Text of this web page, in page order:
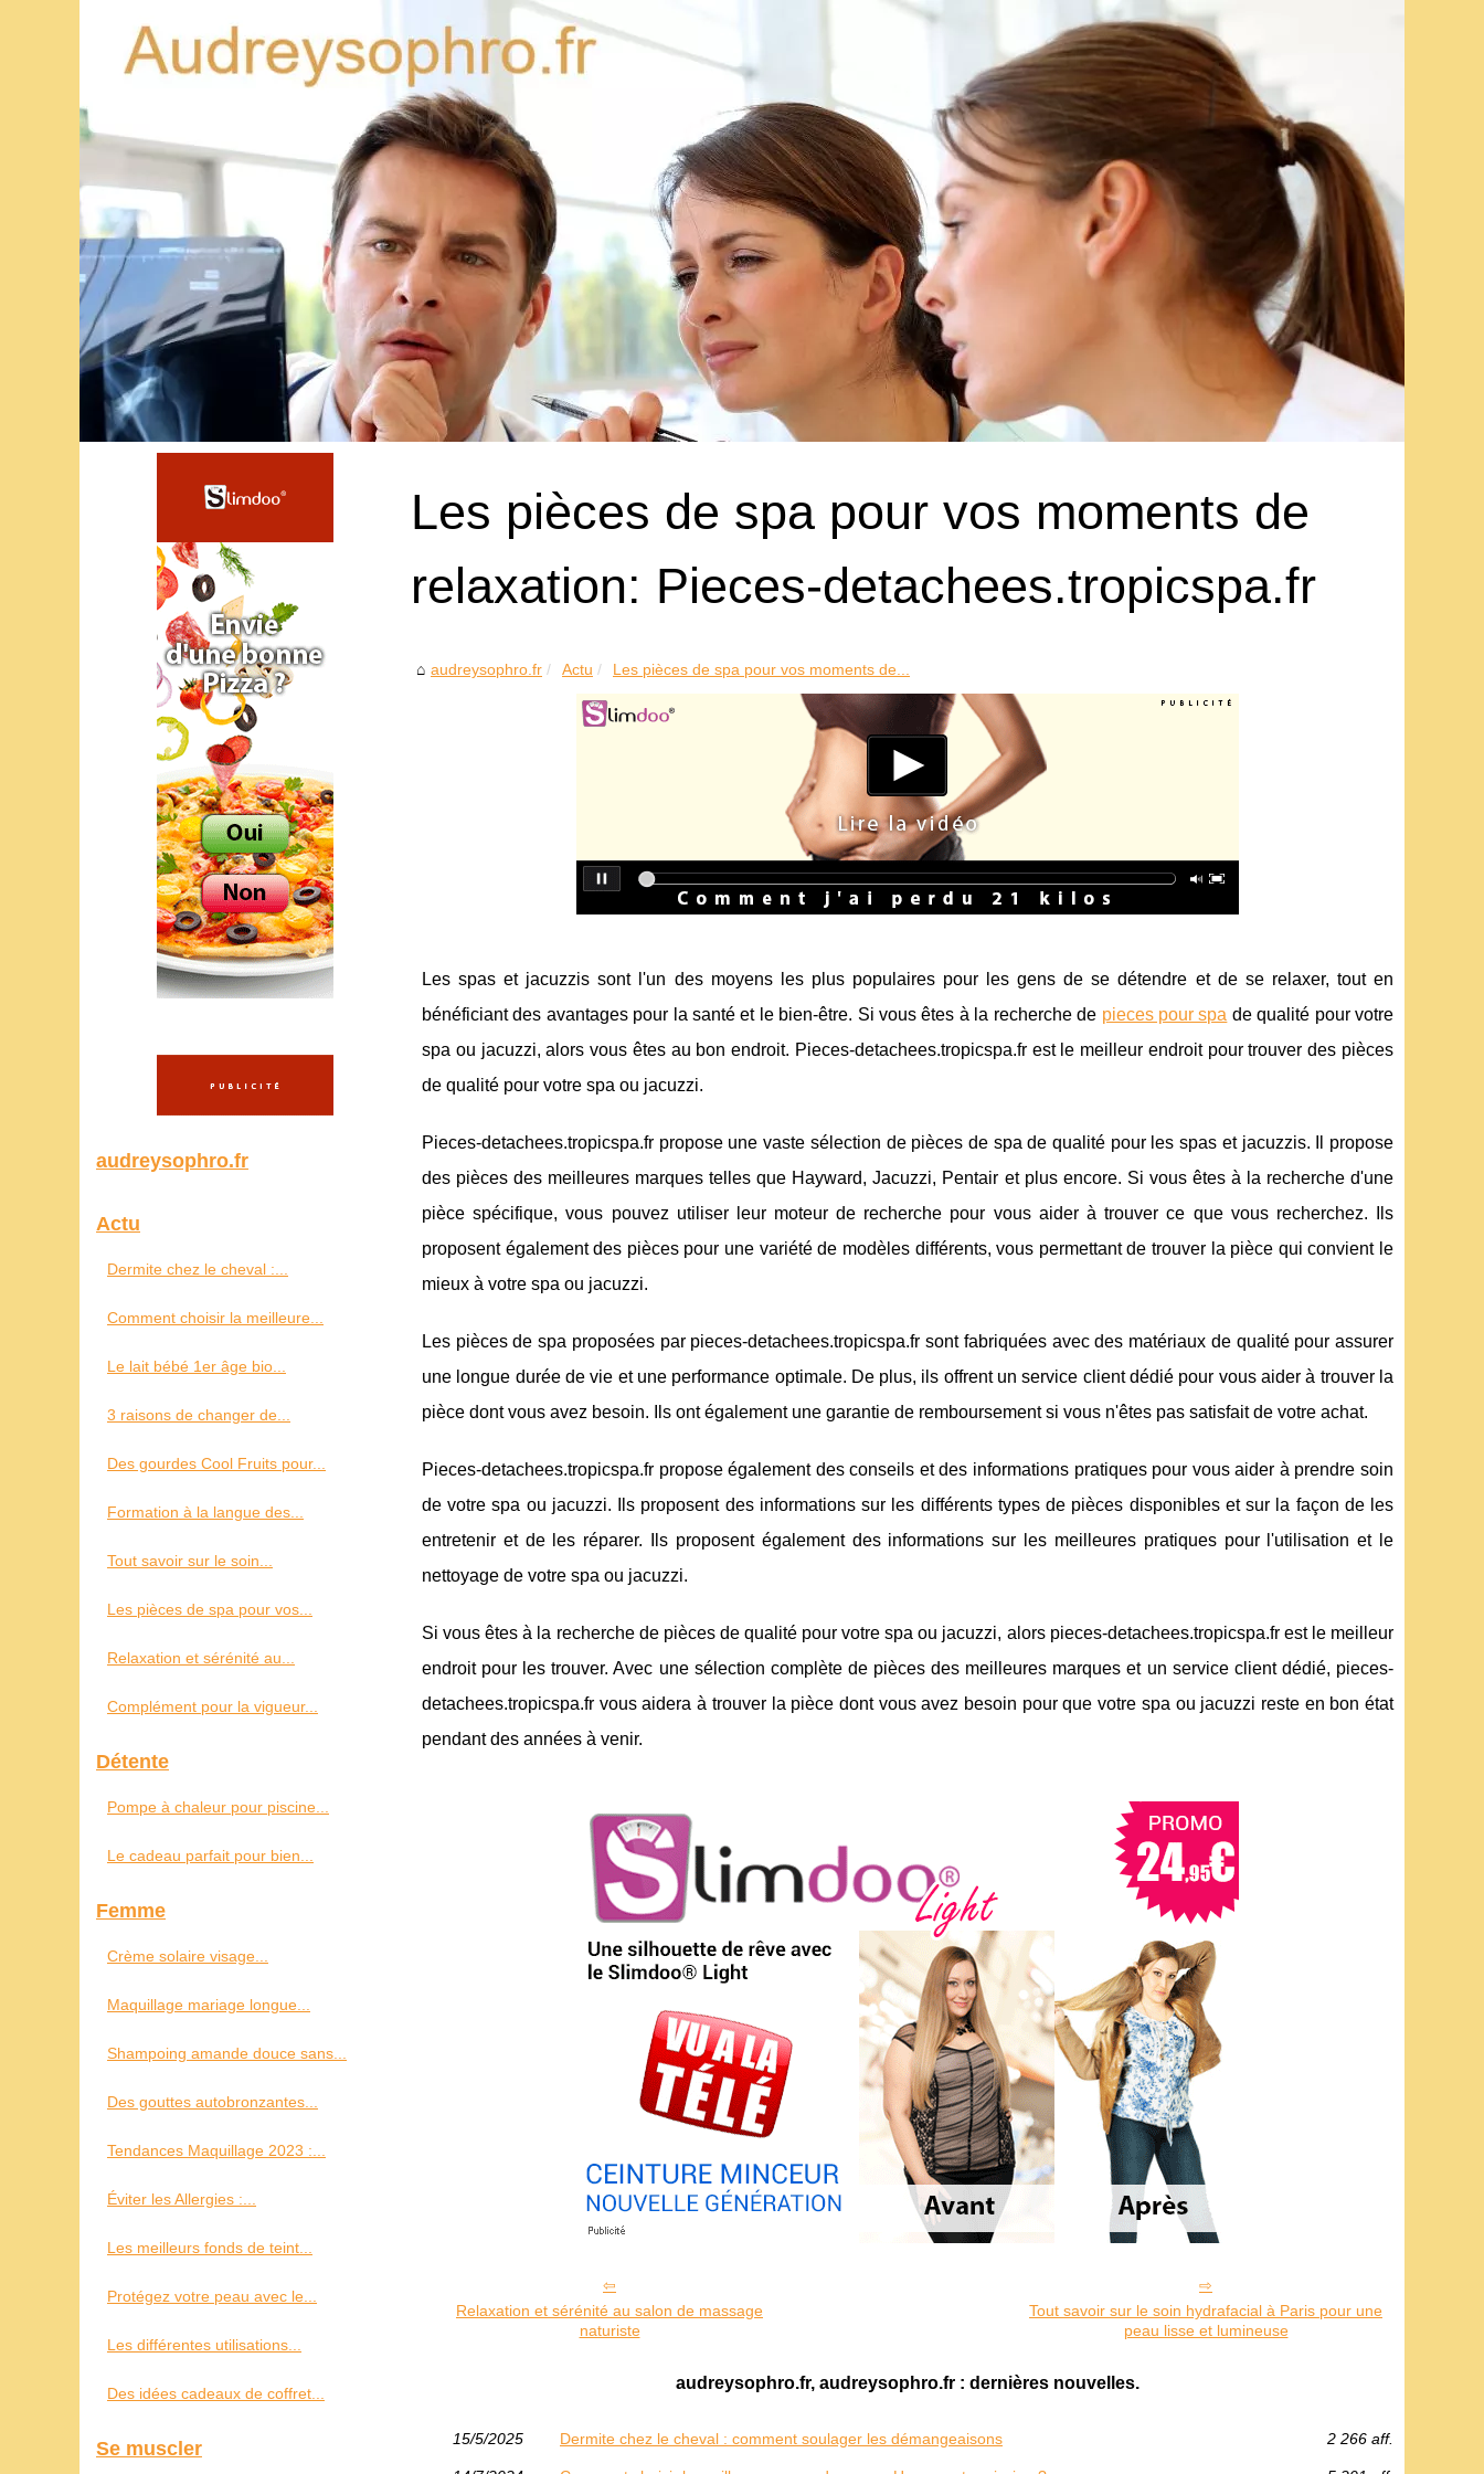
Les pièces de spa pour vos moments de
relaxation: Pieces-detachees.tropicspa.fr
audreysophro.fr Actu Les pièces de spa pour vos moments de...
Les spas et jacuzzis sont l'un des moyens les plus populaires pour les gens de se détendre et de se relaxer, tout en
bénéficiant des avantages pour la santé et le bien-être. Si vous êtes à la recherche de pieces pour spa de qualité pour votre
spa ou jacuzzi, alors vous êtes au bon endroit. Pieces-detachees.tropicspa.fr est le meilleur endroit pour trouver des pièces
de qualité pour votre spa ou jacuzzi.
Pieces-detachees.tropicspa.fr propose une vaste sélection de pièces de spa de qualité pour les spas et jacuzzis. Il propose
des pièces des meilleures marques telles que Hayward, Jacuzzi, Pentair et plus encore. Si vous êtes à la recherche d'une
pièce spécifique, vous pouvez utiliser leur moteur de recherche pour vous aider à trouver ce que vous recherchez. Ils
proposent également des pièces pour une variété de modèles différents, vous permettant de trouver la pièce qui convient le
mieux à votre spa ou jacuzzi.
Les pièces de spa proposées par pieces-detachees.tropicspa.fr sont fabriquées avec des matériaux de qualité pour assurer
une longue durée de vie et une performance optimale. De plus, ils offrent un service client dédié pour vous aider à trouver la
pièce dont vous avez besoin. Ils ont également une garantie de remboursement si vous n'êtes pas satisfait de votre achat.
Pieces-detachees.tropicspa.fr propose également des conseils et des informations pratiques pour vous aider à prendre soin
de votre spa ou jacuzzi. Ils proposent des informations sur les différents types de pièces disponibles et sur la façon de les
entretenir et de les réparer. Ils proposent également des informations sur les meilleures pratiques pour l'utilisation et le
nettoyage de votre spa ou jacuzzi.
Si vous êtes à la recherche de pièces de qualité pour votre spa ou jacuzzi, alors pieces-detachees.tropicspa.fr est le meilleur
endroit pour les trouver. Avec une sélection complète de pièces des meilleures marques et un service client dédié, pieces-
detachees.tropicspa.fr vous aidera à trouver la pièce dont vous avez besoin pour que votre spa ou jacuzzi reste en bon état
pendant des années à venir.
Relaxation et sérénité au salon de massage
naturiste
Tout savoir sur le soin hydrafacial à Paris pour une
peau lisse et lumineuse
audreysophro.fr, audreysophro.fr : dernières nouvelles.
15/5/2025 Dermite chez le cheval : comment soulager les démangeaisons 2 266 aff.
audreysophro.fr
Actu
Dermite chez le cheval :...
Comment choisir la meilleure...
Le lait bébé 1er âge bio...
3 raisons de changer de...
Des gourdes Cool Fruits pour...
Formation à la langue des...
Tout savoir sur le soin...
Les pièces de spa pour vos...
Relaxation et sérénité au...
Complément pour la vigueur...
Détente
Pompe à chaleur pour piscine...
Le cadeau parfait pour bien...
Femme
Crème solaire visage...
Maquillage mariage longue...
Shampoing amande douce sans...
Des gouttes autobronzantes...
Tendances Maquillage 2023 :...
Éviter les Allergies :...
Les meilleurs fonds de teint...
Protégez votre peau avec le...
Les différentes utilisations...
Des idées cadeaux de coffret...
Se muscler